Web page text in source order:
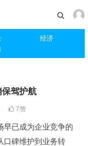
经济
驾护航
7赞
早已成为企业竞争的
口碑维护到业务转